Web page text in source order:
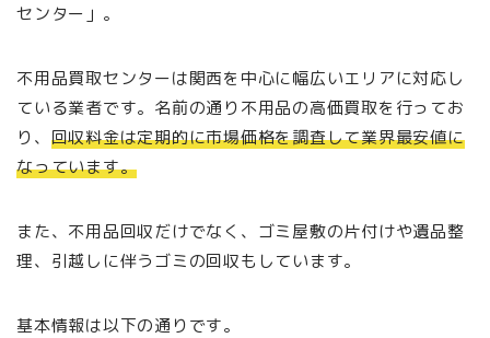
センター」。
不用品買取センターは関西を中心に幅広いエリアに対応し
ている業者です。名前の通り不用品の高価買取を行ってお
り、 回収料金は定期的に市場価格を調査して業界最安値に
なっています。
また、不用品回収だけでなく、ゴミ屋敷の片付けや遺品整
理、引越しに伴うゴミの回収もしています。
基本情報は以下の通りです。